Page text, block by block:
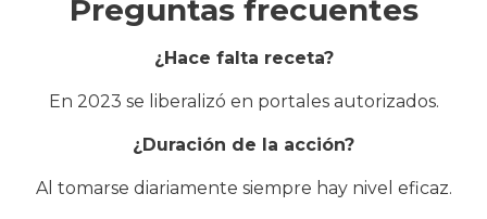
Preguntas frecuentes
¿Hace falta receta?
En 2023 se liberalizó en portales autorizados.
¿Duración de la acción?
Al tomarse diariamente siempre hay nivel eficaz.